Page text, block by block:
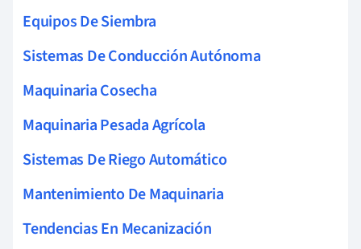
Equipos De Siembra
Sistemas De Conducción Autónoma
Maquinaria Cosecha
Maquinaria Pesada Agrícola
Sistemas De Riego Automático
Mantenimiento De Maquinaria
Tendencias En Mecanización